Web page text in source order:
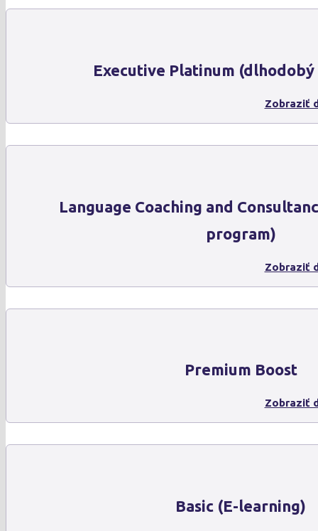
Executive Platinum
Zobraziť
Language Coaching and
program)
Zobraziť
Premium Boost
Zobraziť
Basic (E-learning)